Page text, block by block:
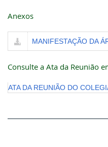
Anexos
MANIFESTAÇÃO DA
Consulte a Ata da Reunião
ATA DA REUNIÃO DO